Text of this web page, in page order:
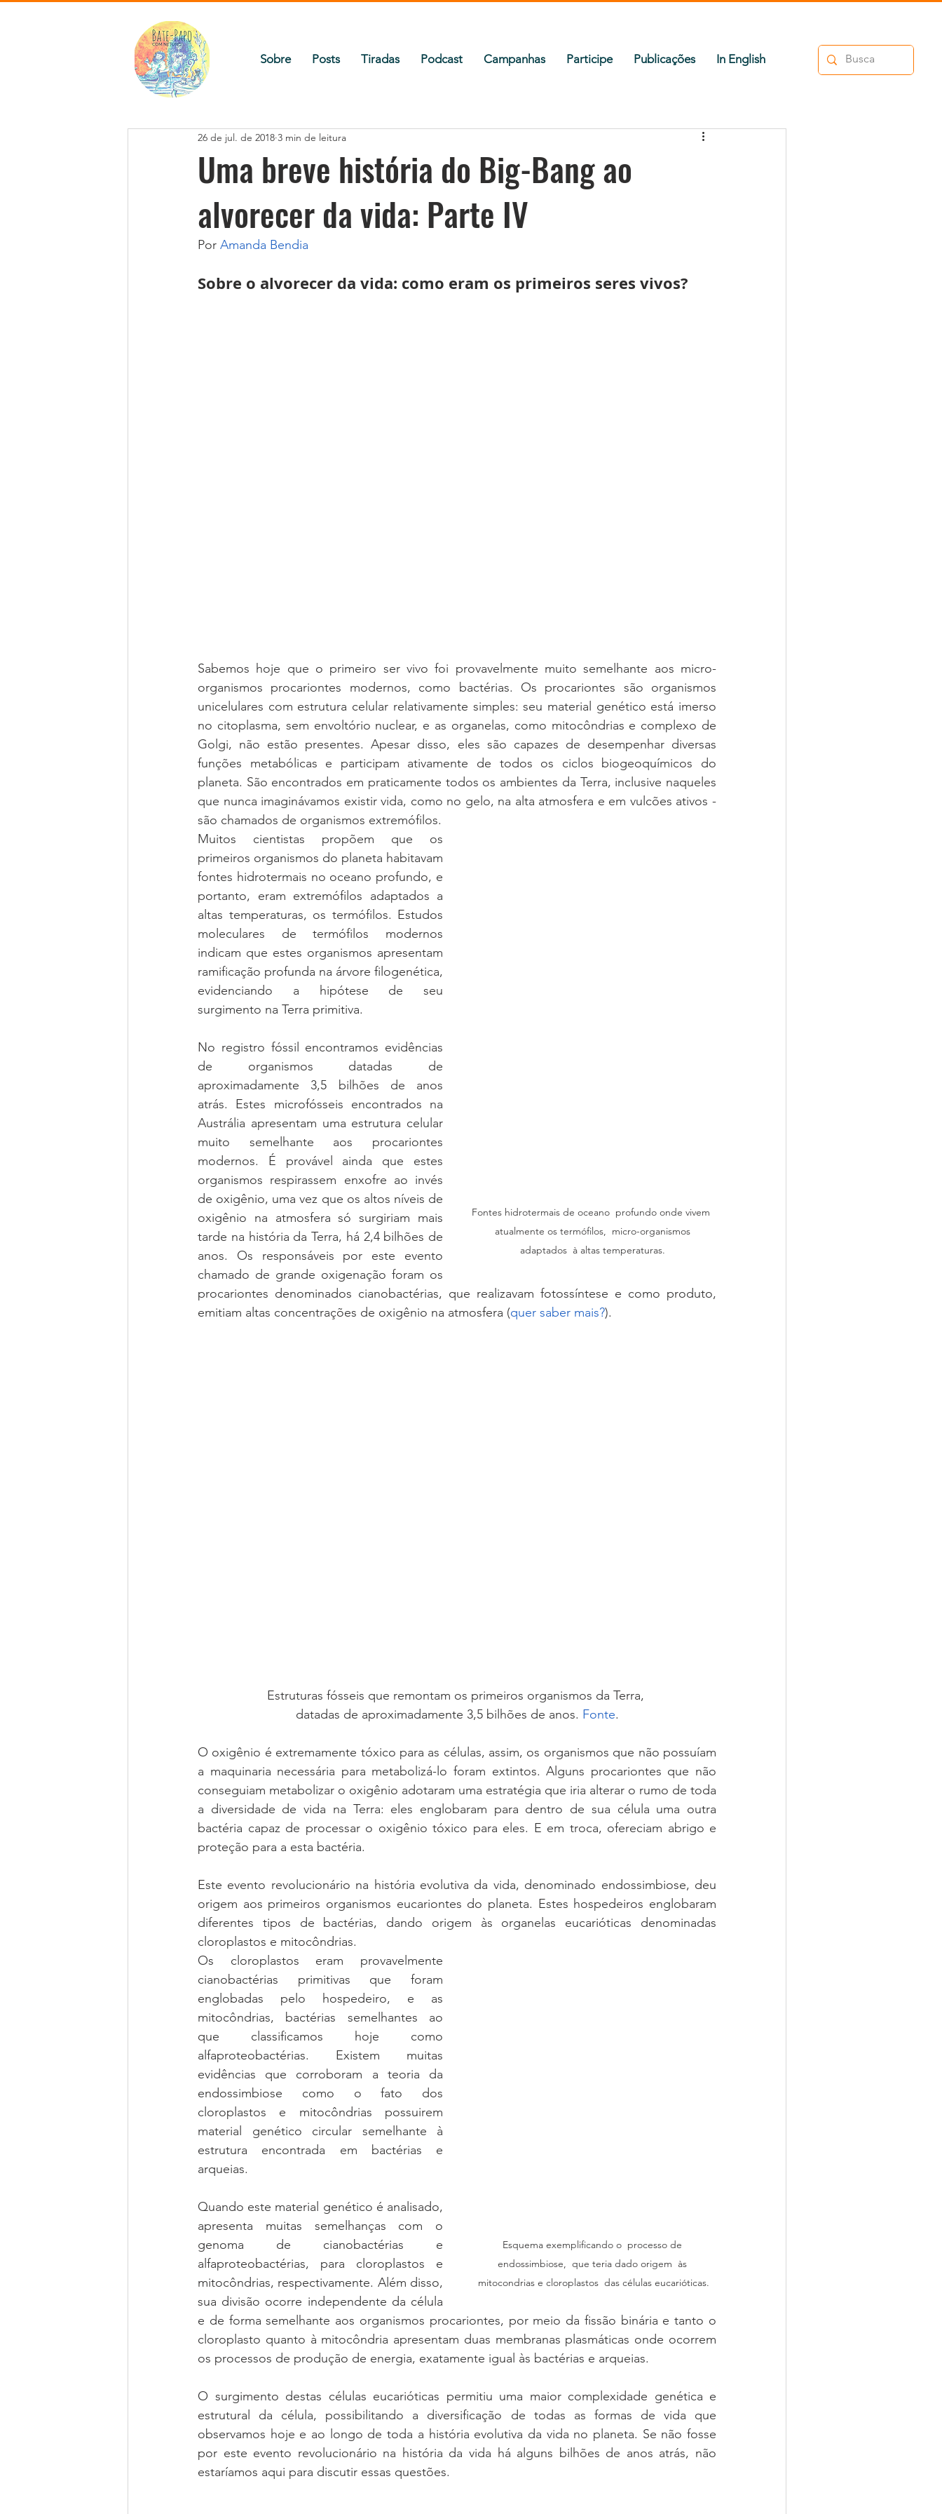
Sobre Posts Tiradas Podcast Campanhas Participe Publicações In English
Uma breve história do Big-Bang ao
alvorecer da vida: Parte IV
26 de jul. de 2018 3 min de leitura
Por Amanda Bendia
Sobre o alvorecer da vida: como eram os primeiros seres vivos?
Sabemos hoje que o primeiro ser vivo foi provavelmente muito semelhante aos micro-
organismos procariontes modernos, como bactérias. Os procariontes são organismos
unicelulares com estrutura celular relativamente simples: seu material genético está imerso
no citoplasma, sem envoltório nuclear, e as organelas, como mitocôndrias e complexo de
Golgi, não estão presentes. Apesar disso, eles são capazes de desempenhar diversas
funções metabólicas e participam ativamente de todos os ciclos biogeoquímicos do
planeta. São encontrados em praticamente todos os ambientes da Terra, inclusive naqueles
que nunca imaginávamos existir vida, como no gelo, na alta atmosfera e em vulcões ativos -
são chamados de organismos extremófilos.
Fontes hidrotermais de oceano  profundo onde vivem
atualmente os termófilos,  micro-organismos
adaptados  à altas temperaturas.
Muitos cientistas propõem que os
primeiros organismos do planeta habitavam
fontes hidrotermais no oceano profundo, e
portanto, eram extremófilos adaptados a
altas temperaturas, os termófilos. Estudos
moleculares de termófilos modernos
indicam que estes organismos apresentam
ramificação profunda na árvore filogenética,
evidenciando a hipótese de seu
surgimento na Terra primitiva.
No registro fóssil encontramos evidências
de organismos datadas de
aproximadamente 3,5 bilhões de anos
atrás. Estes microfósseis encontrados na
Austrália apresentam uma estrutura celular
muito semelhante aos procariontes
modernos. É provável ainda que estes
organismos respirassem enxofre ao invés
de oxigênio, uma vez que os altos níveis de
oxigênio na atmosfera só surgiriam mais
tarde na história da Terra, há 2,4 bilhões de
anos. Os responsáveis por este evento
chamado de grande oxigenação foram os
procariontes denominados cianobactérias, que realizavam fotossíntese e como produto,
emitiam altas concentrações de oxigênio na atmosfera (quer saber mais?).
Estruturas fósseis que remontam os primeiros organismos da Terra,
datadas de aproximadamente 3,5 bilhões de anos. Fonte.
O oxigênio é extremamente tóxico para as células, assim, os organismos que não possuíam
a maquinaria necessária para metabolizá-lo foram extintos. Alguns procariontes que não
conseguiam metabolizar o oxigênio adotaram uma estratégia que iria alterar o rumo de toda
a diversidade de vida na Terra: eles englobaram para dentro de sua célula uma outra
bactéria capaz de processar o oxigênio tóxico para eles. E em troca, ofereciam abrigo e
proteção para a esta bactéria.
Este evento revolucionário na história evolutiva da vida, denominado endossimbiose, deu
origem aos primeiros organismos eucariontes do planeta. Estes hospedeiros englobaram
diferentes tipos de bactérias, dando origem às organelas eucarióticas denominadas
cloroplastos e mitocôndrias.
Esquema exemplificando o  processo de
endossimbiose,  que teria dado origem  às
mitocondrias e cloroplastos  das células eucarióticas.
Os cloroplastos eram provavelmente
cianobactérias primitivas que foram
englobadas pelo hospedeiro, e as
mitocôndrias, bactérias semelhantes ao
que classificamos hoje como
alfaproteobactérias. Existem muitas
evidências que corroboram a teoria da
endossimbiose como o fato dos
cloroplastos e mitocôndrias possuirem
material genético circular semelhante à
estrutura encontrada em bactérias e
arqueias.
Quando este material genético é analisado,
apresenta muitas semelhanças com o
genoma de cianobactérias e
alfaproteobactérias, para cloroplastos e
mitocôndrias, respectivamente. Além disso,
sua divisão ocorre independente da célula
e de forma semelhante aos organismos procariontes, por meio da fissão binária e tanto o
cloroplasto quanto à mitocôndria apresentam duas membranas plasmáticas onde ocorrem
os processos de produção de energia, exatamente igual às bactérias e arqueias.
O surgimento destas células eucarióticas permitiu uma maior complexidade genética e
estrutural da célula, possibilitando a diversificação de todas as formas de vida que
observamos hoje e ao longo de toda a história evolutiva da vida no planeta. Se não fosse
por este evento revolucionário na história da vida há alguns bilhões de anos atrás, não
estaríamos aqui para discutir essas questões.